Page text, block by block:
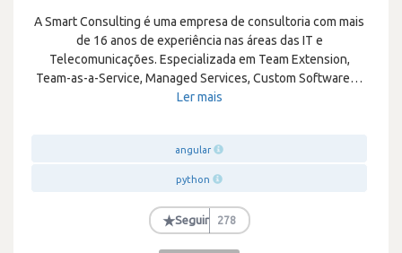
A Smart Consulting é uma empresa de consultoria com mais
de 16 anos de experiência nas áreas das IT e
Telecomunicações. Especializada em Team Extension,
Team-as-a-Service, Managed Services, Custom Software…
Ler mais
angular
python
★Seguir 278